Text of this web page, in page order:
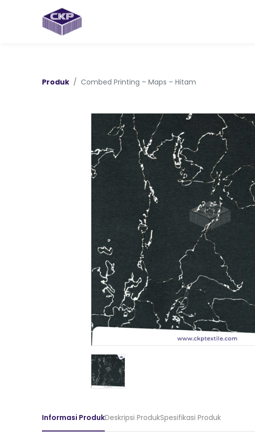
Produk Combed Printing – Maps – Hitam
Informasi ProdukDeskripsi ProdukSpesifikasi Produk